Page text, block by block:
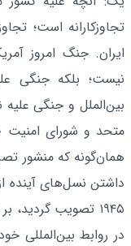
تجاوزکارانه است؛
ایران. جنگ امروز
نیست؛ بلکه جنگی
بین‌الملل و جنگی
متحد و شورای
همان‌گونه که منشور
داشتن نسل‌های آینده
۱۹۴۵ تصویب
در روابط بین‌المللی